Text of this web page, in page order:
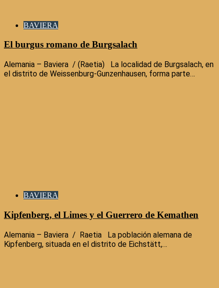
BAVIERA
El burgus romano de Burgsalach
Alemania – Baviera / (Raetia) La localidad de Burgsalach, en
el distrito de Weissenburg-Gunzenhausen, forma parte…
BAVIERA
Kipfenberg, el Limes y el Guerrero de Kemathen
Alemania – Baviera / Raetia La población alemana de
Kipfenberg, situada en el distrito de Eichstätt,…